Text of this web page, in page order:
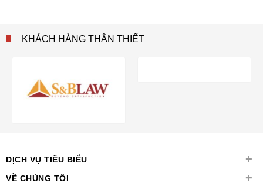
KHÁCH HÀNG THÂN THIẾT
DỊCH VỤ TIÊU BIỂU +
VỀ CHÚNG TÔI +